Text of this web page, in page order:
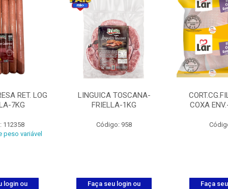
RET. LOG
7KG
112358
peso variável
login ou
LINGUICA TOSCANA-
FRIELLA-1KG
Código: 958
Faça seu login ou
COXA
Faça